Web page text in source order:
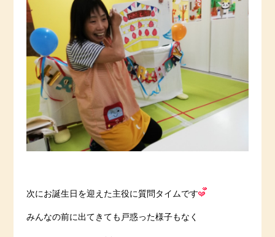
次にお誕生日を迎えた主役に質問タイムです
みんなの前に出てきても戸惑った様子もなく